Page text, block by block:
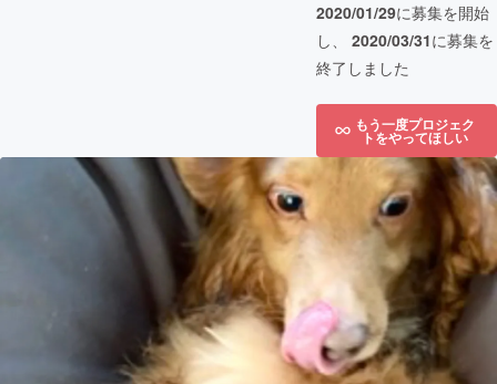
2020/01/29に募集を開始
し、 2020/03/31に募集を
終了しました
もう一度プロジェク
トをやってほしい